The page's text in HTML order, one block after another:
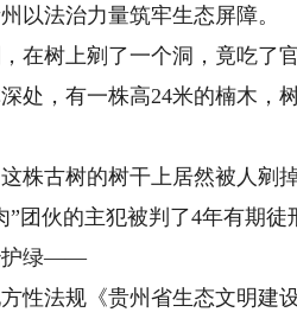
法治力量筑牢生态屏障。
树上剜了一个洞，竟吃了官
，有一株高24米的楠木，树
古树的树干上居然被人剜掉
伙的主犯被判了4年有期徒
护绿——
法规《贵州省生态文明建设